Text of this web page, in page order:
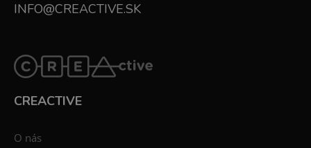
INFO@CREACTIVE.SK
CREACTIVE
O nás